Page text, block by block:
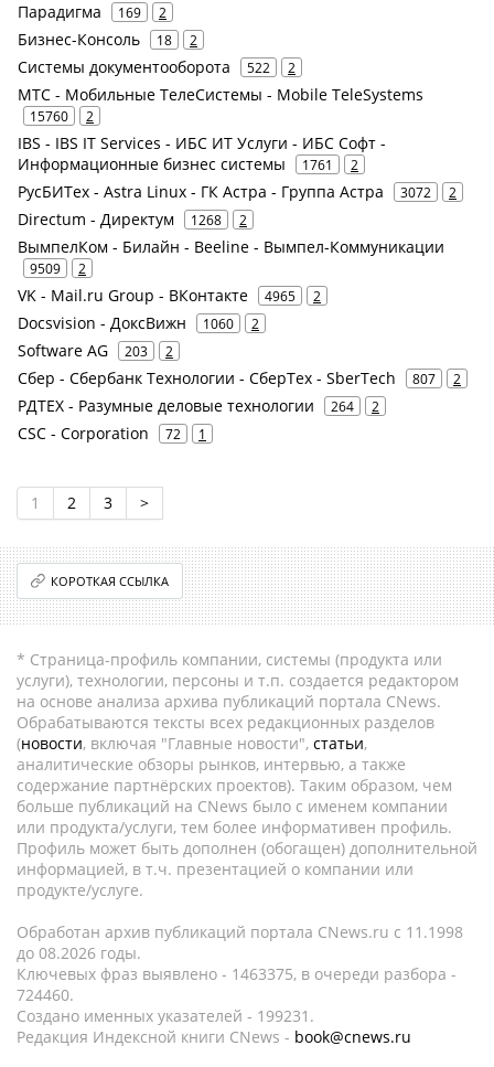
Парадигма 169 2
Бизнес-Консоль 18 2
Системы документооборота 522 2
МТС - Мобильные ТелеСистемы - Mobile TeleSystems
15760 2
IBS - IBS IT Services - ИБС ИТ Услуги - ИБС Софт -
Информационные бизнес системы
1761 2
РусБИТех - Astra Linux - ГК Астра - Группа Астра 3072 2
Directum - Директум 1268 2
ВымпелКом - Билайн - Beeline - Вымпел-Коммуникации
9509 2
VK - Mail.ru Group - ВКонтакте 4965 2
Docsvision - ДоксВижн 1060 2
Software AG 203 2
Сбер - Сбербанк Технологии - СберТех - SberTech 807 2
РДТЕХ - Разумные деловые технологии 264 2
CSC - Corporation 72 1
1 2 3 >
КОРОТКАЯ ССЫЛКА
* Страница-профиль компании, системы (продукта или
услуги), технологии, персоны и т.п. создается редактором
на основе анализа архива публикаций портала CNews.
Обрабатываются тексты всех редакционных разделов
(новости, включая "Главные новости", статьи,
аналитические обзоры рынков, интервью, а также
содержание партнёрских проектов). Таким образом, чем
больше публикаций на CNews было с именем компании
или продукта/услуги, тем более информативен профиль.
Профиль может быть дополнен (обогащен) дополнительной
информацией, в т.ч. презентацией о компании или
продукте/услуге.
Обработан архив публикаций портала CNews.ru c 11.1998
до 08.2026 годы.
Ключевых фраз выявлено - 1463375, в очереди разбора -
724460.
Создано именных указателей - 199231.
Редакция Индексной книги CNews - book@cnews.ru